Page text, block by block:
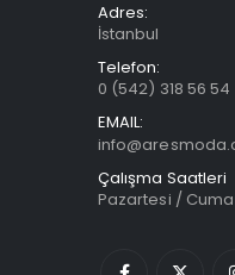
Adres:
İstanbul
Telefon:
0 (542) 318 56 54
EMAIL:
Çalışma Saatleri
Pazartesi / Cuma